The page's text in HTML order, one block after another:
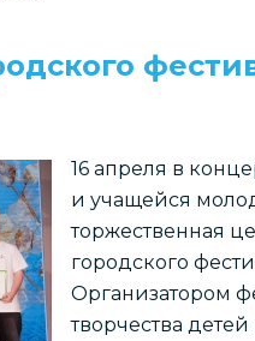
16 апреля в
и учащейся
торжественная
городского
Организатором
творчества